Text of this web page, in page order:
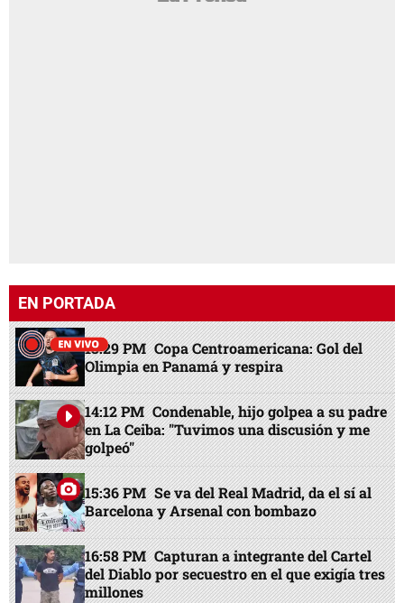
EN PORTADA
13:29 PM Copa Centroamericana: Gol del
Olimpia en Panamá y respira
14:12 PM Condenable, hijo golpea a su padre
en La Ceiba: "Tuvimos una discusión y me
golpeó"
15:36 PM Se va del Real Madrid, da el sí al
Barcelona y Arsenal con bombazo
16:58 PM Capturan a integrante del Cartel
del Diablo por secuestro en el que exigía tres
millones